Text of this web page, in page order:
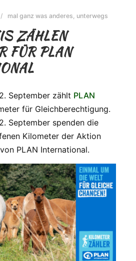
mal ganz was anderes, unterwegs
ZÄHLEN
FÜR PLAN
September zählt PLAN
für Gleichberechtigung.
September spenden die
Kilometer der Aktion
PLAN International.